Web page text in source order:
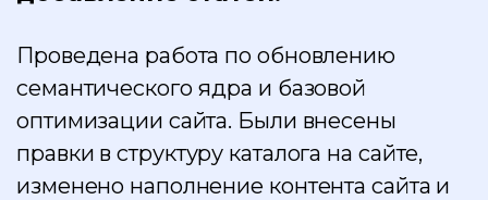
Проведена работа по обновлению
семантического ядра и базовой
оптимизации сайта. Были внесены
правки в структуру каталога на сайте,
изменено наполнение контента сайта и